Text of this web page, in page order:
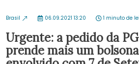
Brasil 06.09.2021 13:20 1 minuto de
Urgente: a pedido da
prende mais um